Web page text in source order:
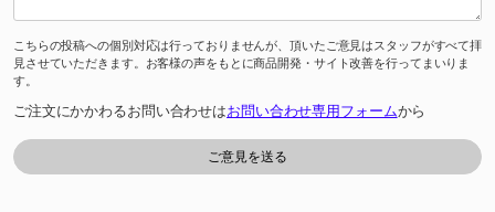
こちらの投稿への個別対応は行っておりませんが、頂いたご意見はスタッフがすべて拝
見させていただきます。お客様の声をもとに商品開発・サイト改善を行ってまいりま
す。
ご注文にかかわるお問い合わせはお問い合わせ専用フォームから